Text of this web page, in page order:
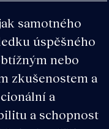
samotného
úspěšného
nebo
zkušenostem a
a
a schopnost